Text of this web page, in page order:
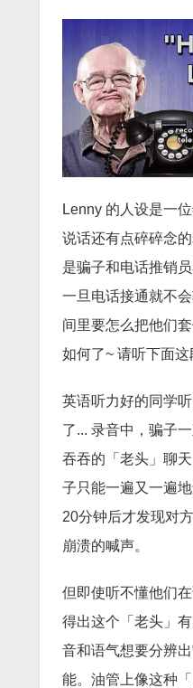
Lenny 的人设是一
说话还有点碎碎念
是骗子和电话推销
一旦电话接通就不
间里要怎么把他们
如何了~ 请听下面这
英语听力好的同学
了... 录音中，骗子
吞吞的「老头」聊
子只能一遍又一遍
20分钟后才发现对
崩溃的喊声。
但即使听不懂他们
得出这个「老头」
音和语气想要分辨
能。油管上像这种